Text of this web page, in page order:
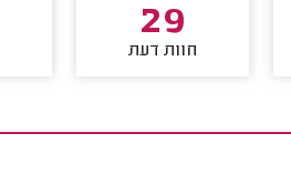
29
חוות דעת